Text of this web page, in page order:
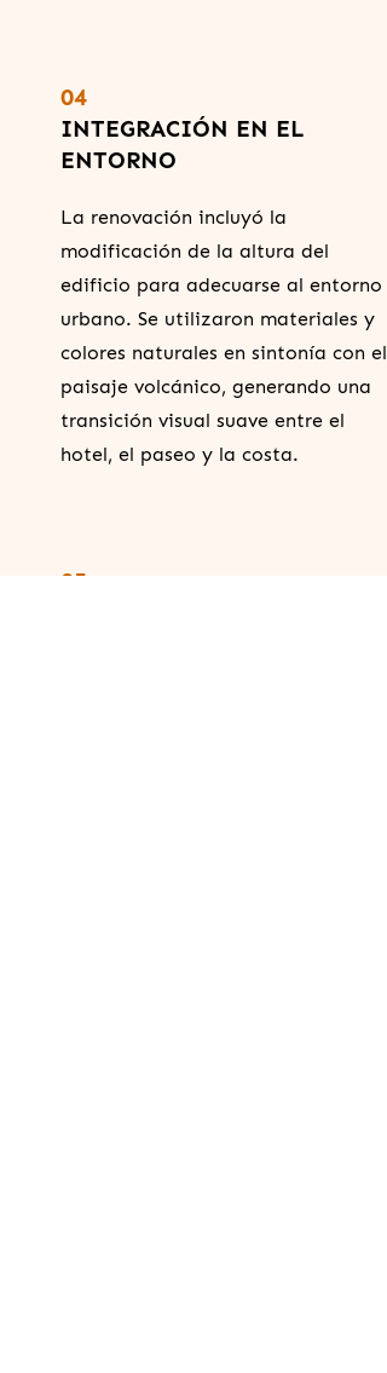
04
INTEGRACIÓN EN EL
ENTORNO
La renovación incluyó la
modificación de la altura del
edificio para adecuarse al entorno
urbano. Se utilizaron materiales y
colores naturales en sintonía con el
paisaje volcánico, generando una
transición visual suave entre el
hotel, el paseo y la costa.
05